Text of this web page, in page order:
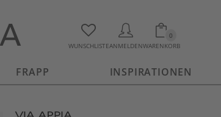
WUNSCHLISTEANMELDEN
0
WARENKORB
FRAPP INSPIRATIONEN